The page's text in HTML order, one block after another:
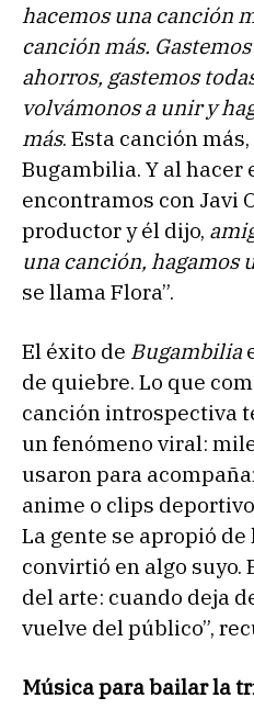
hacemos una canción
canción más.
ahorros, gastemos
volvámonos a unir y
más. Esta canción
Bugambilia. Y al hacer
encontramos con Javi
productor y él dijo,
una canción, hagamos
se llama Flora”.
El éxito de Bugambilia
de quiebre. Lo que
canción introspectiva
un fenómeno viral:
usaron para
anime o clips
La gente se apropió de
convirtió en algo suyo.
del arte: cuando deja
vuelve del público”,
Música para bailar la